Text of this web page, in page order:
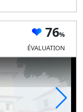
76
ÉVALUATION